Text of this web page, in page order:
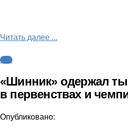
Читать далее ...
ФНЛ
«Шинник» одержал
в первенствах и
Опубликовано: